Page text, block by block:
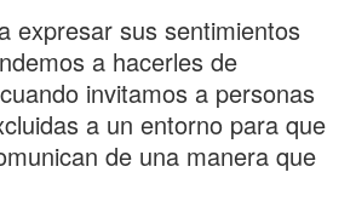
expresar sus sentimientos
a hacerles de
invitamos a personas
a un entorno para que
de una manera que